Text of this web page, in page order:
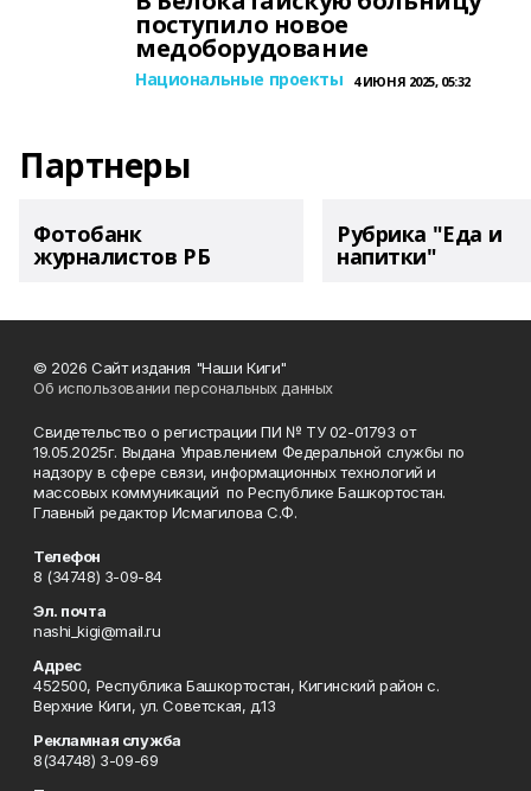
поступило новое
медоборудование
Национальные проекты 4 ИЮНЯ 2025, 05:32
Партнеры
Фотобанк
журналистов РБ
Рубрика "Еда и
напитки"
© 2026 Сайт издания "Наши Киги"
Об использовании персональных данных
Свидетельство о регистрации ПИ № ТУ 02-01793 от
19.05.2025г. Выдана Управлением Федеральной службы по
надзору в сфере связи, информационных технологий и
массовых коммуникаций по Республике Башкортостан.
Главный редактор Исмагилова С.Ф.
Телефон
8 (34748) 3-09-84
Эл. почта
nashi_kigi@mail.ru
Адрес
452500, Республика Башкортостан, Кигинский район с.
Верхние Киги, ул. Советская, д.13
Рекламная служба
8(34748) 3-09-69